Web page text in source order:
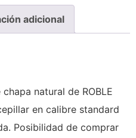
adicional
natural de ROBLE
en calibre standard
Posibilidad de comprar